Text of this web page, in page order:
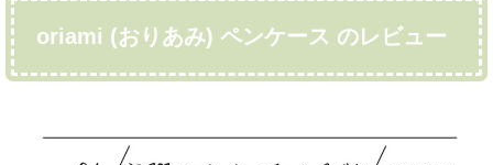
oriami (おりあみ) ペンケース のレビュー